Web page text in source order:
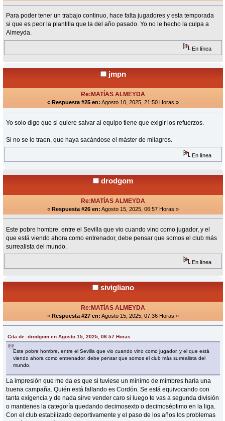
Para poder tener un trabajo continuo, hace falta jugadores y esta temporada
si que es peor la plantilla que la del año pasado. Yo no le hecho la culpa a
Almeyda.
En línea
jmpn
Re:MATÍAS ALMEYDA
« Respuesta #25 en: Agosto 10, 2025, 21:50 Horas »
Yo solo digo que si quiere salvar al equipo tiene que exigir los refuerzos.
Si no se lo traen, que haya sacándose el máster de milagros.
En línea
drodgom
Re:MATÍAS ALMEYDA
« Respuesta #26 en: Agosto 15, 2025, 06:57 Horas »
Este pobre hombre, entre el Sevilla que vio cuando vino como jugador, y el
que está viendo ahora como entrenador, debe pensar que somos el club más
surrealista del mundo.
En línea
sivigliano
Re:MATÍAS ALMEYDA
« Respuesta #27 en: Agosto 15, 2025, 07:36 Horas »
Cita de: drodgom en Agosto 15, 2025, 06:57 Horas
Este pobre hombre, entre el Sevilla que vio cuando vino como jugador, y el que está
viendo ahora como entrenador, debe pensar que somos el club más surrealista del
mundo.
La impresión que me da es que si tuviese un mínimo de mimbres haría una
buena campaña. Quién está fallando es Cordón. Se está equivocando con
tanta exigencia y de nada sirve vender caro si luego te vas a segunda división
o mantienes la categoría quedando decimosexto o decimoséptimo en la liga.
Con el club estabilizado deportivamente y el paso de los años los problemas